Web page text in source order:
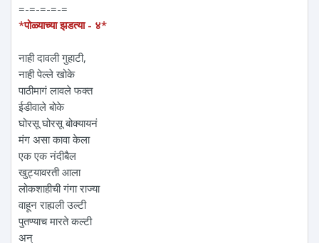
=-=-=-=-=
*पोळ्याच्या झडत्या - ४*
नाही दावली गुहाटी,
नाही पेल्ले खोके
पाठीमागं लावले फक्त
ईडीवाले बोके
घोरसू घोरसू बोक्यायनं
मंग असा कावा केला
एक एक नंदीबैल
खुट्यावरती आला
लोकशाहीची गंगा राज्या
वाहून राह्यली उल्टी
पुतण्याच मारते कल्टी
अन्